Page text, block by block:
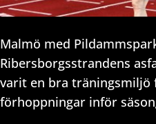
Malmö med
Ribersborgsstrandens
varit en bra träningsmiljö
förhoppningar inför